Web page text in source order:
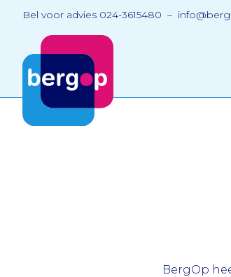
Bel voor advies 024-3615480 –
BergOp